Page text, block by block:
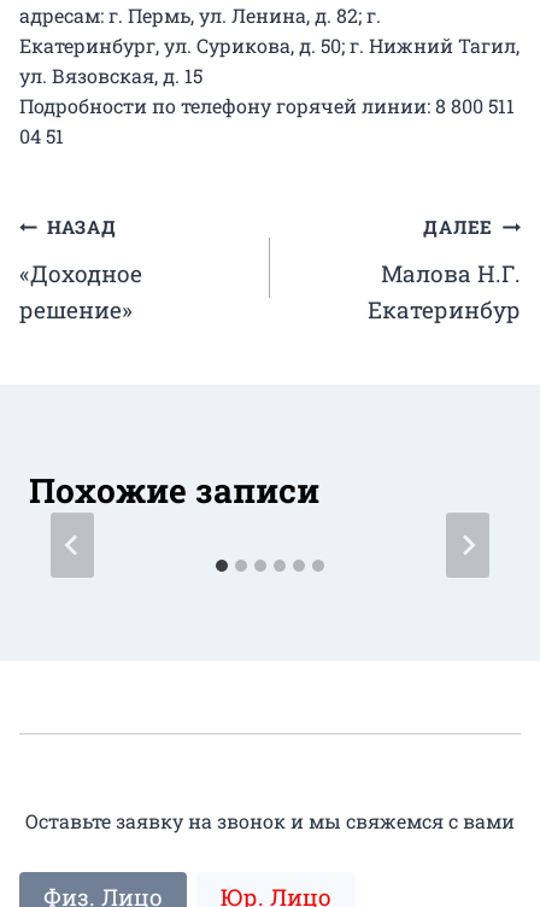
адресам: г. Пермь, ул. Ленина, д. 82; г.
Екатеринбург, ул. Сурикова, д. 50; г. Нижний Тагил,
ул. Вязовская, д. 15
Подробности по телефону горячей линии: 8 800 511
04 51
Навигация
по
записям
НАЗАД
«Доходное
решение»
ДАЛЕЕ
Малова Н.Г.
Екатеринбур
Похожие записи
Оставьте заявку на звонок и мы свяжемся с вами
Физ. Лицо Юр. Лицо